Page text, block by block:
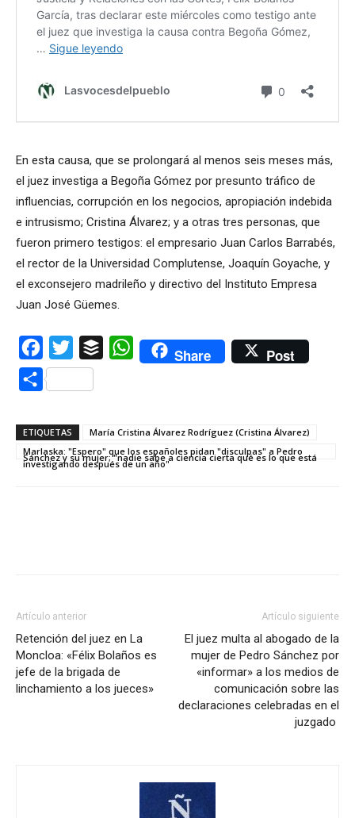
En esta causa, que se prolongará al menos seis meses más,
el juez investiga a Begoña Gómez por presunto tráfico de
influencias, corrupción en los negocios, apropiación indebida
e intrusismo; Cristina Álvarez; y a otras tres personas, que
fueron primero testigos: el empresario Juan Carlos Barrabés,
el rector de la Universidad Complutense, Joaquín Goyache, y
el exconsejero madrileño y directivo del Instituto Empresa
Juan José Güemes.
Facebook
Twitter Buffer WhatsAppShare Post
Compartir
ETIQUETAS
María Cristina Álvarez Rodríguez (Cristina Álvarez)
Marlaska: "Espero" que los españoles pidan "disculpas" a Pedro
Sánchez y su mujer; "nadie sabe a ciencia cierta qué es lo que está
investigando después de un año"
Artículo anterior
Retención del juez en La
Moncloa: «Félix Bolaños es
jefe de la brigada de
linchamiento a los jueces»
Artículo siguiente
El juez multa al abogado de la
mujer de Pedro Sánchez por
«informar» a los medios de
comunicación sobre las
declaraciones celebradas en el
juzgado